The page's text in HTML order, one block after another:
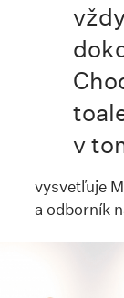
v
vysvetľuje
a odborník